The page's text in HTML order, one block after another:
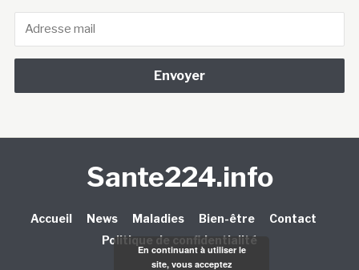
Adresse
mail
Sante224.info
Accueil News Maladies Bien-être
Contact
Politique de confidentialité
En continuant à utiliser le
site, vous acceptez